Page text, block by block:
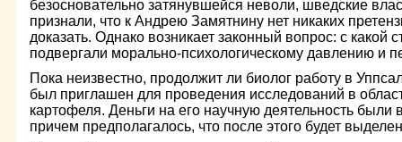
безосновательно затянувшейся неволи, шведские
признали, что к Андрею Замятнину нет никаких
доказать. Однако возникает законный вопрос: с какой
подвергали морально-психологическому давлению и
Пока неизвестно, продолжит ли биолог работу в
был приглашен для проведения исследований в
картофеля. Деньги на его научную деятельность
причем предполагалось, что после этого будет